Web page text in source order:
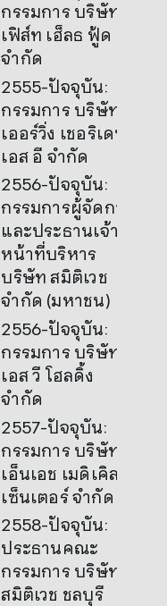
กรรมการ บริษัท
เฟิส์ท เฮ็ลธ ฟู้ด
จำกัด
2555-ปัจจุบัน:
กรรมการ บริษัท
เออร์วิ่ง เชอริเดน
เอส อี จำกัด
2556-ปัจจุบัน:
กรรมการผู้จัดการ
และประธานเจ้า
หน้าที่บริหาร
บริษัท สมิติเวช
จำกัด (มหาชน)
2556-ปัจจุบัน:
กรรมการ บริษัท
เอส วี โฮลดิ้ง
จำกัด
2557-ปัจจุบัน:
กรรมการ บริษัท บี
เอ็นเอช เมดิเคิล
เซ็นเตอร์ จำกัด
2558-ปัจจุบัน:
ประธานคณะ
กรรมการ บริษัท
สมิติเวช ชลบุรี